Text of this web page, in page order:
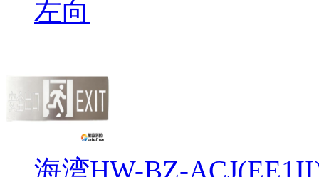
左向
海湾HW-BZ-